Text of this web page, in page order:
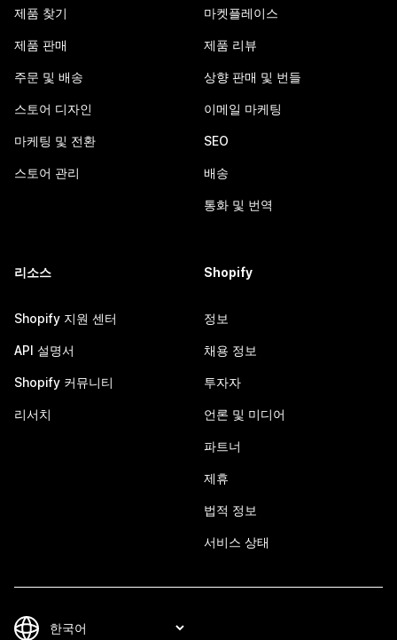
제품 찾기
제품 판매
주문 및 배송
스토어 디자인
마케팅 및 전환
스토어 관리
마켓플레이스
제품 리뷰
상향 판매 및 번들
이메일 마케팅
SEO
배송
통화 및 번역
리소스
Shopify 지원 센터
API 설명서
Shopify 커뮤니티
리서치
Shopify
정보
채용 정보
투자자
언론 및 미디어
파트너
제휴
법적 정보
서비스 상태